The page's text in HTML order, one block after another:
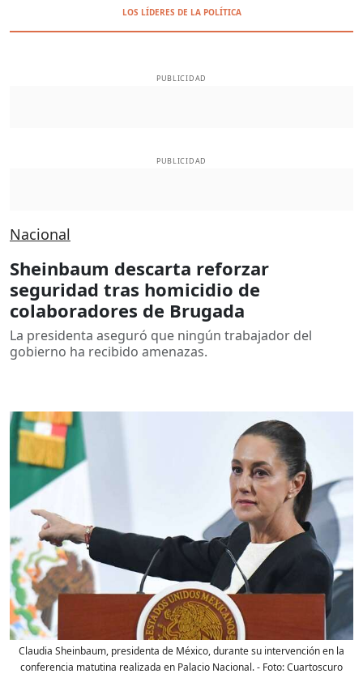
LOS LÍDERES DE LA POLÍTICA
PUBLICIDAD
PUBLICIDAD
Nacional
Sheinbaum descarta reforzar
seguridad tras homicidio de
colaboradores de Brugada
La presidenta aseguró que ningún trabajador del
gobierno ha recibido amenazas.
Claudia Sheinbaum, presidenta de México, durante su intervención en la
conferencia matutina realizada en Palacio Nacional.- Foto:Cuartoscuro